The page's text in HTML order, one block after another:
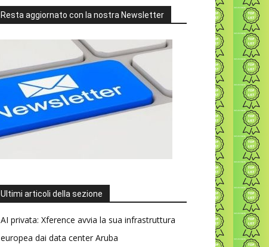
Resta aggiornato con la nostra Newsletter
Ultimi articoli della sezione
AI privata: Xference avvia la sua infrastruttura
europea dai data center Aruba